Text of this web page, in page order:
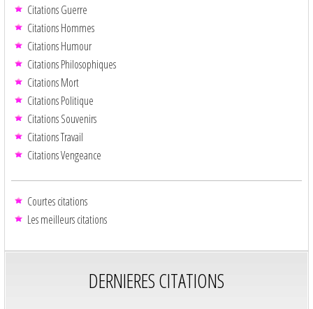
Citations Guerre
Citations Hommes
Citations Humour
Citations Philosophiques
Citations Mort
Citations Politique
Citations Souvenirs
Citations Travail
Citations Vengeance
Courtes citations
Les meilleurs citations
DERNIERES CITATIONS